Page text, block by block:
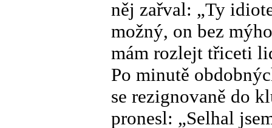
něj zařval: „Ty
možný, on bez
mám rozlejt třiceti
Po minutě
se rezignovaně do
pronesl: „Selhal